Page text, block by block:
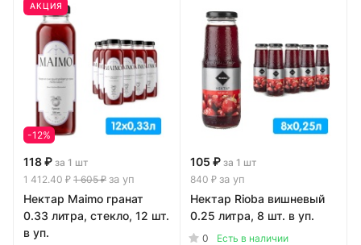
АКЦИЯ
-12%
118 ₽ за 1 шт
1 412.40 ₽ 1 605 ₽ за уп
Нектар Maimo гранат
0.33 литра, стекло, 12 шт.
в уп.
105 ₽ за 1 шт
840 ₽ за уп
Нектар Rioba вишневый
0.25 литра, 8 шт. в уп.
0
Есть в наличии